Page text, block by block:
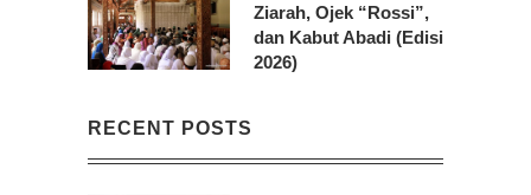
Ziarah, Ojek “Rossi”,
dan Kabut Abadi (Edisi
2026)
RECENT POSTS